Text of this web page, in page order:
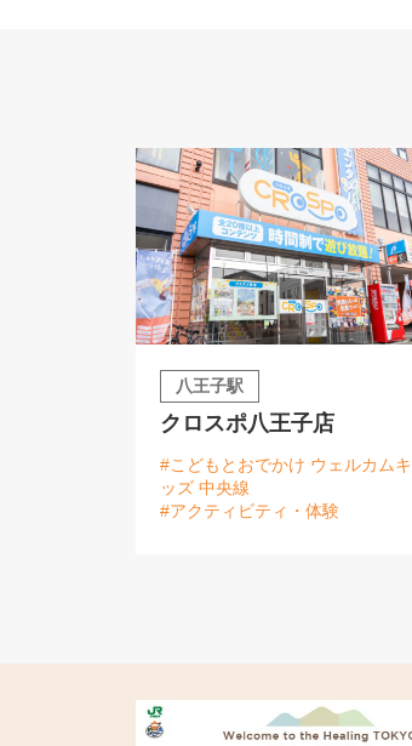
八王子駅
クロスポ八王子店
#こどもとおでかけ ウェルカムキ
ッズ 中央線
#アクティビティ・体験